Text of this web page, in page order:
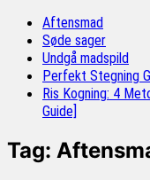
Aftensmad
Søde sager
Undgå madspild
Perfekt Stegning
Ris Kogning: 4
Guide]
Tag: